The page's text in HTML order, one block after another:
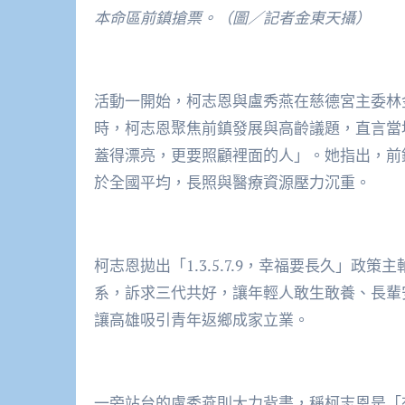
本命區前鎮搶票。（圖／記者金東天攝）
活動一開始，柯志恩與盧秀燕在慈德宮主委
時，柯志恩聚焦前鎮發展與高齡議題，直言
蓋得漂亮，更要照顧裡面的人」。她指出，
於全國平均，長照與醫療資源壓力沉重。
柯志恩拋出「1.3.5.7.9，幸福要長久」政策
系，訴求三代共好，讓年輕人敢生敢養、長
讓高雄吸引青年返鄉成家立業。